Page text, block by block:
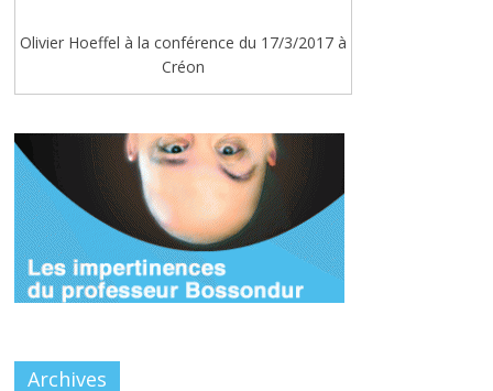
Olivier Hoeffel à la conférence du 17/3/2017 à
Créon
Archives